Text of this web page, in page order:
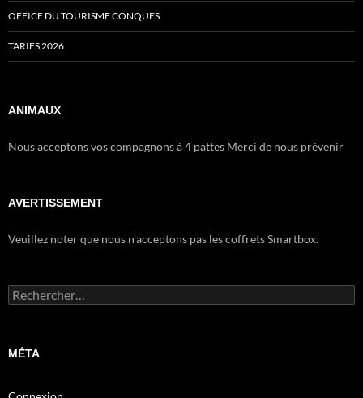
OFFICE DU TOURISME CONQUES
TARIFS 2026
ANIMAUX
Nous acceptons vos compagnons à 4 pattes Merci de nous prévenir
AVERTISSEMENT
Veuillez noter que nous n'acceptons pas les coffrets Smartbox.
Rechercher :
MÉTA